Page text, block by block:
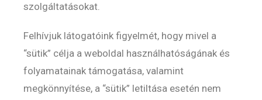
szolgáltatásokat.
Felhívjuk látogatóink figyelmét, hogy mivel a
“sütik” célja a weboldal használhatóságának és
folyamatainak támogatása, valamint
megkönnyítése, a “sütik” letiltása esetén nem